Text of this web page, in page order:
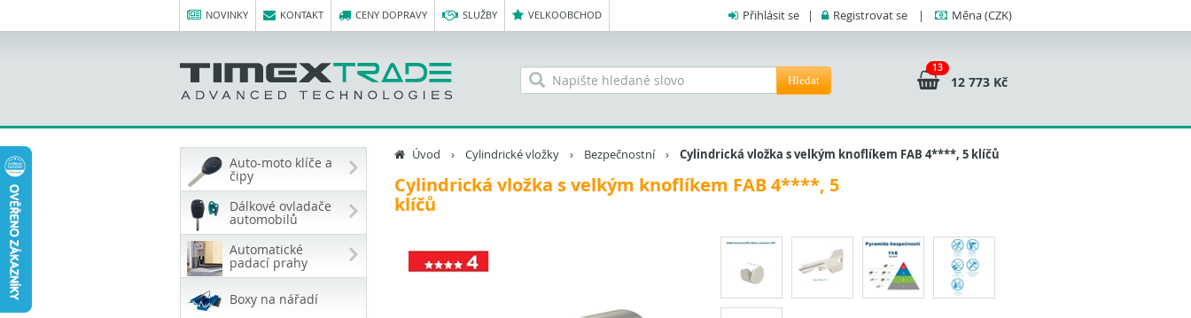
NOVINKY KONTAKT CENY DOPRAVY SLUŽBY VELKOOBCHOD Přihlásit se | Registrovat se | Měna(CZK)
13
12 773 Kč
Hledat
Auto-moto klíče a
čipy
Dálkové ovladače
automobilů
Automatické
padací prahy
Boxy na nářadí
Úvod › Cylindrické vložky› Bezpečnostní› Cylindrická vložka s velkým knoflíkem FAB 4****, 5 klíčů
Cylindrická vložka s velkým knoflíkem FAB 4****, 5
klíčů